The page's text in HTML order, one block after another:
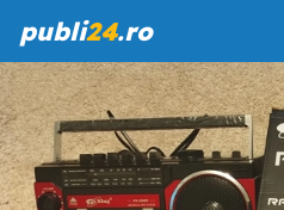
publi24.ro